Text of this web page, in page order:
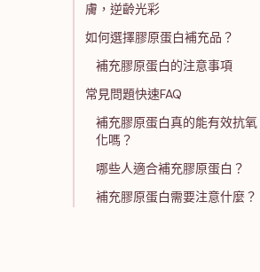
膚，逆齡光彩
如何選擇膠原蛋白補充品？
補充膠原蛋白的注意事項
常見問題快速FAQ
補充膠原蛋白真的能有效抗氧
化嗎？
哪些人適合補充膠原蛋白？
補充膠原蛋白需要注意什麼？